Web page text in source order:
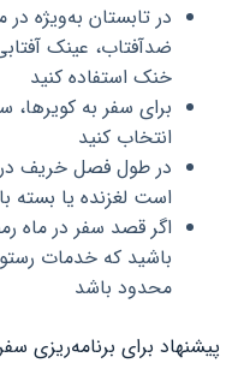
در تابستان به‌ویژه
ضدآفتاب، عینک
خنک استفاده کنید
برای سفر به
انتخاب کنید
در طول فصل خریف
است لغزنده یا بسته
اگر قصد سفر در ماه
باشید که خدمات
محدود باشد
پیشنهاد برای برنامه‌ریزی